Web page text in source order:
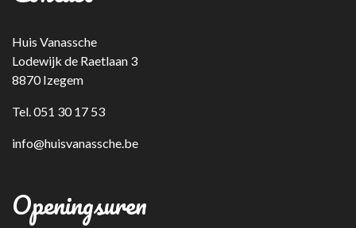
Huis Vanassche
Lodewijk de Raetlaan 3
8870 Izegem
Tel. 051 30 17 53
info@huisvanassche.be
Openingsuren